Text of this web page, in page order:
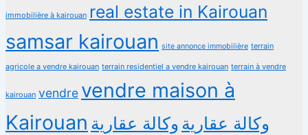
immobilière à kairouan real estate in Kairouan
samsar kairouan site annonce immobilière terrain
agricole a vendre kairouan terrain residentiel a vendre kairouan terrain à vendre
kairouan vendre vendre maison à
Kairouan
وكالة عقارية وكالة عقارية